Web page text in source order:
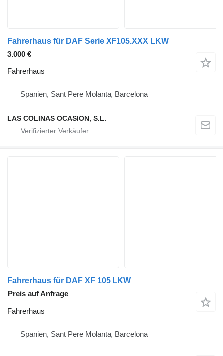
Fahrerhaus für DAF Serie XF105.XXX LKW
3.000 €
Fahrerhaus
Spanien, Sant Pere Molanta, Barcelona
LAS COLINAS OCASION, S.L.
Fahrerhaus für DAF XF 105 LKW
Preis auf Anfrage
Fahrerhaus
Spanien, Sant Pere Molanta, Barcelona